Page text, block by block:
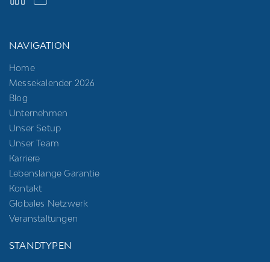
NAVIGATION
Home
Messekalender 2026
Blog
Unternehmen
Unser Setup
Unser Team
Karriere
Lebenslange Garantie
Kontakt
Globales Netzwerk
Veranstaltungen
STANDTYPEN